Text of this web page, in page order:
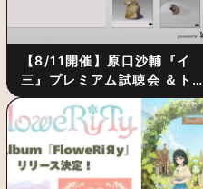
【8/11開催】原口沙輔『イ
三』プレミアム試聴会 ＆ト
ーク・セッション 〜完成直
後の“ピュアな原音体験”と制
作秘話